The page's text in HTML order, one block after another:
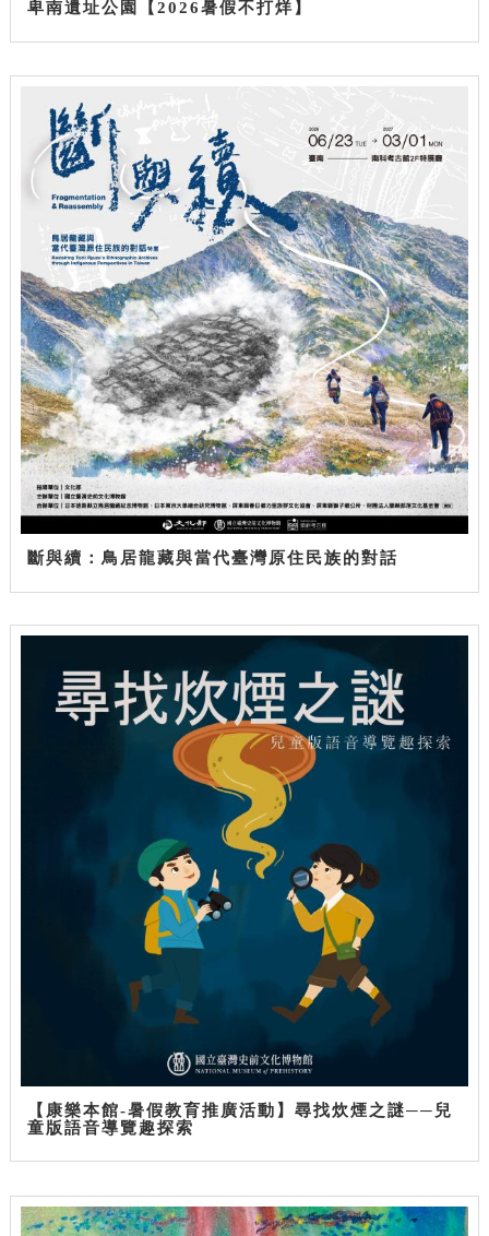
卑南遺址公園【2026暑假不打烊】
斷與續：鳥居龍藏與當代臺灣原住民族的對話
【康樂本館-暑假教育推廣活動】尋找炊煙之謎──兒
童版語音導覽趣探索